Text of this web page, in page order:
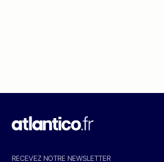
RECEVEZ NOTRE NEWSLETTER